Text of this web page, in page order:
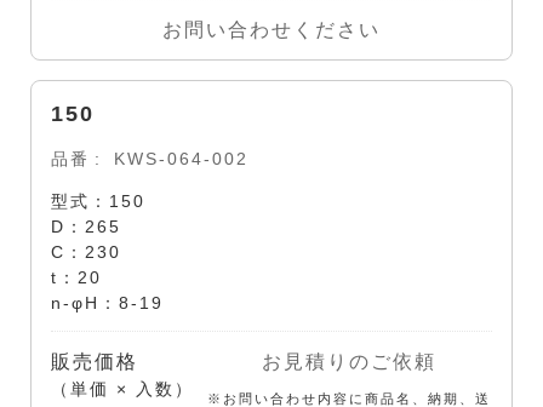
お問い合わせください
150
品番 KWS-064-002
型式：150
D：265
C：230
t：20
n-φH：8-19
販売価格
（単価 × 入数）
お見積りのご依頼
※お問い合わせ内容に商品名、納期、送